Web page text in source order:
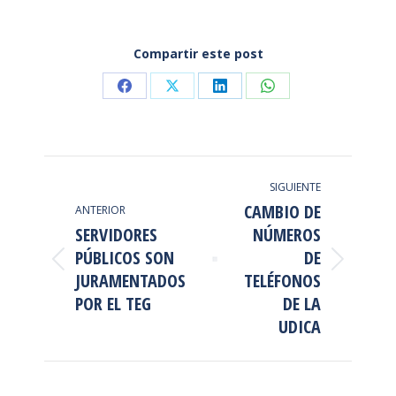
Compartir este post
Share
Facebook
Share
X
Share
LinkedIn
Share
WhatsApp
ENTRE
PUBLICACIONES
ANTERIOR
Publicación
anterior:
SERVIDORES
PÚBLICOS SON
JURAMENTADOS
POR EL TEG
SIGUIENTE
Publicación
siguiente:
CAMBIO DE
NÚMEROS
DE
TELÉFONOS
DE LA
UDICA